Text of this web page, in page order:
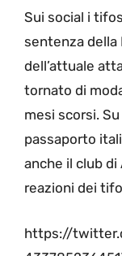
Sui social i
sentenza della
dell’attuale
tornato di
mesi scorsi. Su
passaporto
anche il club di
reazioni dei
https://